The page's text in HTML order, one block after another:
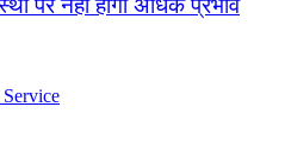
पर नहीं होगा अधिक प्रभाव